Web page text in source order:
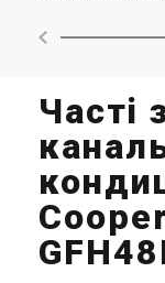
Часті